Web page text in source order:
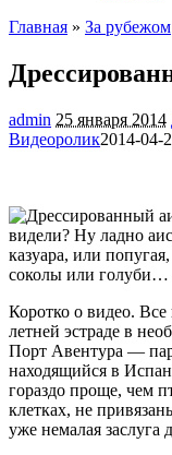
Главная » За рубежом
admin 25 января 2014
Видеоролик2014-04-
видели? Ну ладно
казуара, или
соколы или голуби…
Коротко о видео.
летней эстраде в
Порт Авентура —
находящийся в
гораздо проще, чем
клетках, не
уже немалая заслуга